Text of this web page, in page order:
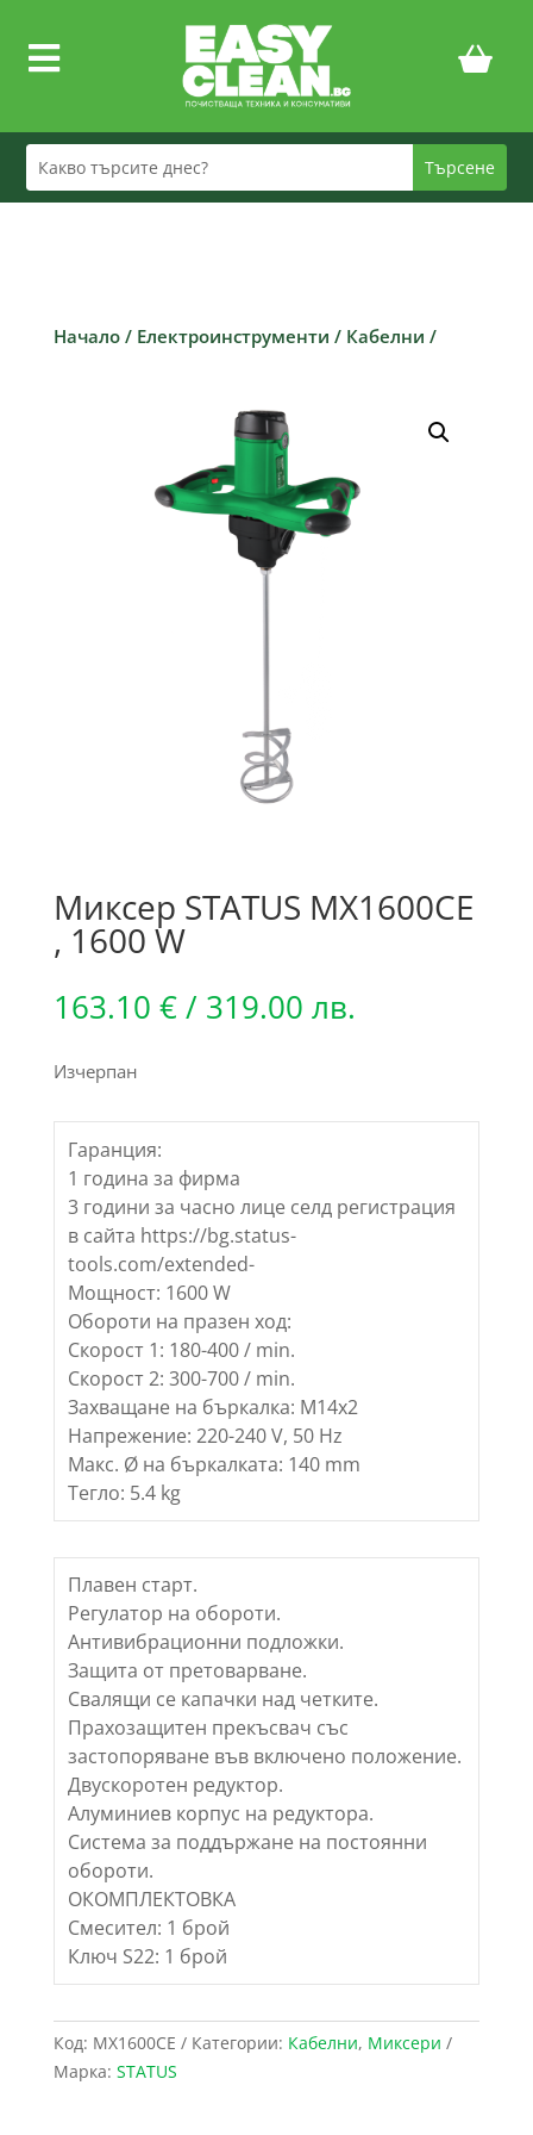

Начало/ Електроинструменти / Кабелни /
Миксер STATUS MX1600CE
, 1600 W
163.10 €/ 319.00 лв.
Изчерпан
Гаранция:
1 година за фирма
3 години за часно лице селд регистрация
в сайта https://bg.status-
tools.com/extended-
Мощност: 1600 W
Обороти на празен ход:
Скорост 1: 180-400 / min.
Скорост 2: 300-700 / min.
Захващане на бъркалка: M14x2
Напрежение: 220-240 V, 50 Hz
Макс. Ø на бъркалката: 140 mm
Тегло: 5.4 kg
Плавен старт.
Регулатор на обороти.
Антивибрационни подложки.
Защита от претоварване.
Свалящи се капачки над четките.
Прахозащитен прекъсвач със
застопоряване във включено положение.
Двускоротен редуктор.
Алуминиев корпус на редуктора.
Система за поддържане на постоянни
обороти.
ОКОМПЛЕКТОВКА
Смесител: 1 брой
Ключ S22: 1 брой
Код: MX1600CE Категории: Кабелни, Миксери
Марка: STATUS